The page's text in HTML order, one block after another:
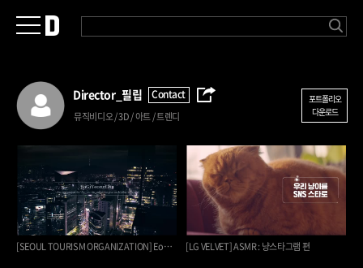
Director_ 필립 Contact
뮤직비디오 / 3D / 아트 / 트렌디
포트폴리오
다운로드
[SEOUL TOURISM ORGANIZATION] EoGiYeongCha Seoul BTS (Offici… [LG VELVET] ASMR : 냥스타그램 편